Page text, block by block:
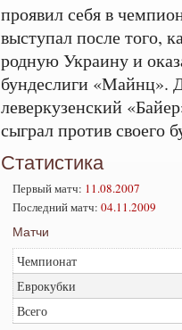
проявил себя в
выступал после того,
родную Украину и
бундеслиги «Майнц».
леверкузенский
сыграл против своего
Статистика
Первый матч: 11.08.2007
Последний матч: 04.11.2009
Матчи
Чемпионат
Еврокубки
Всего